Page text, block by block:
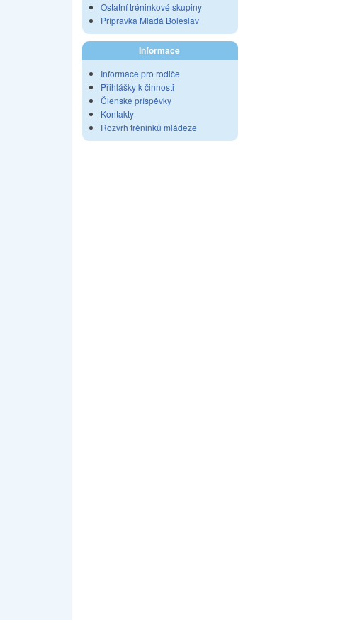
Ostatní tréninkové skupiny
Přípravka Mladá Boleslav
Informace
Informace pro rodiče
Přihlášky k činnosti
Členské příspěvky
Kontakty
Rozvrh tréninků mládeže